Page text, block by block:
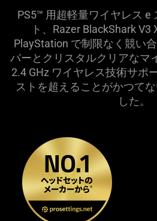
PS5™ 用超軽量ワイヤレス e
ト、Razer BlackShark V3
PlayStation で制限なく競い
バーとクリスタルクリアなマ
2.4 GHz ワイヤレス技術サポ
ストを超えることがかつて
した。